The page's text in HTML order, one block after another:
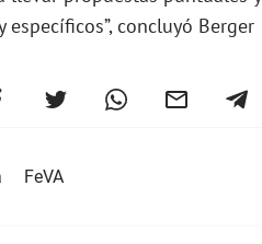
concluyó Berger
FeVA